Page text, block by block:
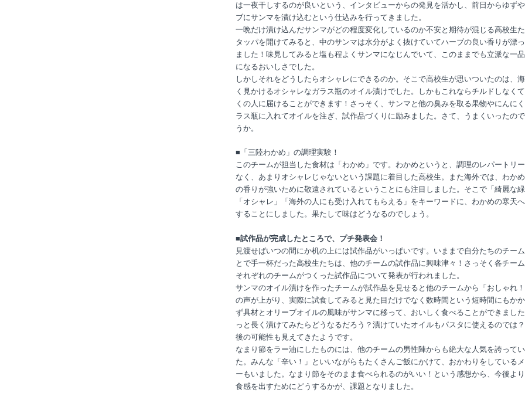
は一夜干しするのが良いという、インタビューからの発見を活かし、前日からゆず
ブにサンマを漬け込むという仕込みを行ってきました。
一晩だけ漬け込んだサンマがどの程度変化しているのか不安と期待が混じる高校生
タッパを開けてみると、中のサンマは水分がよく抜けていてハーブの良い香りが漂
ました！味見してみると塩も程よくサンマになじんでいて、このままでも立派な一
になるおいしさでした。
しかしそれをどうしたらオシャレにできるのか。そこで高校生が思いついたのは、海
く見かけるオシャレなガラス瓶のオイル漬けでした。しかもこれならチルドしなく
くの人に届けることができます！さっそく、サンマと他の臭みを取る果物やにんに
ラス瓶に入れてオイルを注ぎ、試作品づくりに励みました。さて、うまくいったので
うか。
■「三陸わかめ」の調理実験！
このチームが担当した食材は「わかめ」です。わかめというと、調理のレパートリ
なく、あまりオシャレじゃないという課題に着目した高校生。また海外では、わか
の香りが強いために敬遠されているということにも注目しました。そこで「綺麗な緑
「オシャレ」「海外の人にも受け入れてもらえる」をキーワードに、わかめの寒天
することにしました。果たして味はどうなるのでしょう。
■試作品が完成したところで、プチ発表会！
見渡せばいつの間にか机の上には試作品がいっぱいです。いままで自分たちのチーム
とで手一杯だった高校生たちは、他のチームの試作品に興味津々！さっそく各チー
それぞれのチームがつくった試作品について発表が行われました。
サンマのオイル漬けを作ったチームが試作品を見せると他のチームから「おしゃれ！
の声が上がり、実際に試食してみると見た目だけでなく数時間という短時間にもか
ず具材とオリーブオイルの風味がサンマに移って、おいしく食べることができまし
っと長く漬けてみたらどうなるだろう？漬けていたオイルもパスタに使えるのでは
後の可能性も見えてきたようです。
なまり節をラー油にしたものには、他のチームの男性陣からも絶大な人気を誇って
た。みんな「辛い！」といいながらもたくさんご飯にかけて、おかわりをしている
ーもいました。なまり節をそのまま食べられるのがいい！という感想から、今後よ
食感を出すためにどうするかが、課題となりました。